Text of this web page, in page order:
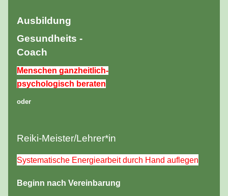
Ausbildung
Gesundheits -
Coach
Menschen ganzheitlich-
psychologisch beraten
oder
Reiki-Meister/Lehrer*in
Systematische Energiearbeit durch Hand auflegen
Beginn nach Vereinbarung